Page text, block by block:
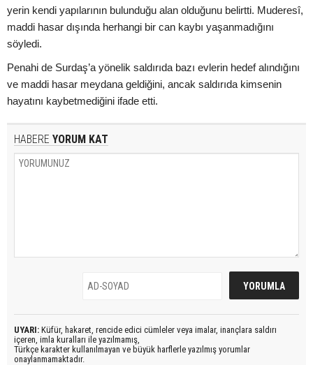
yerin kendi yapılarının bulunduğu alan olduğunu belirtti. Muderesî,
maddi hasar dışında herhangi bir can kaybı yaşanmadığını
söyledi.
Penahi de Surdaş’a yönelik saldırıda bazı evlerin hedef alındığını
ve maddi hasar meydana geldiğini, ancak saldırıda kimsenin
hayatını kaybetmediğini ifade etti.
HABERE YORUM KAT
UYARI: Küfür, hakaret, rencide edici cümleler veya imalar, inançlara saldırı
içeren, imla kuralları ile yazılmamış,
Türkçe karakter kullanılmayan ve büyük harflerle yazılmış yorumlar
onaylanmamaktadır.